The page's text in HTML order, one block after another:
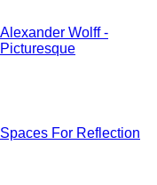
Alexander Wolff -
Picturesque
Spaces For Reflection